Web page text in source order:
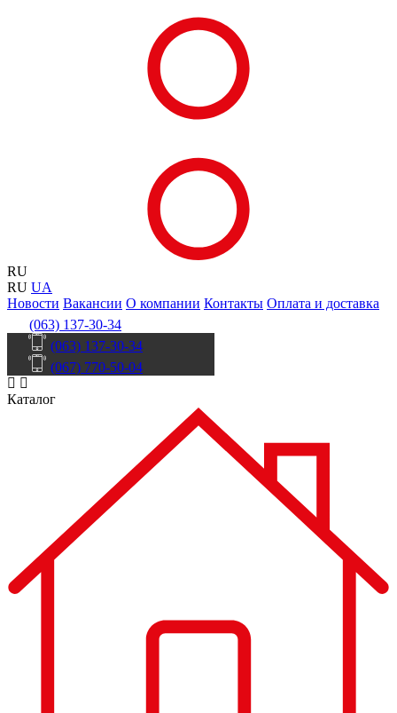
RU
RU UA
Новости Вакансии О компании Контакты Оплата и доставка
(063) 137-30-34
(063) 137-30-34
(067) 770-50-04
Каталог